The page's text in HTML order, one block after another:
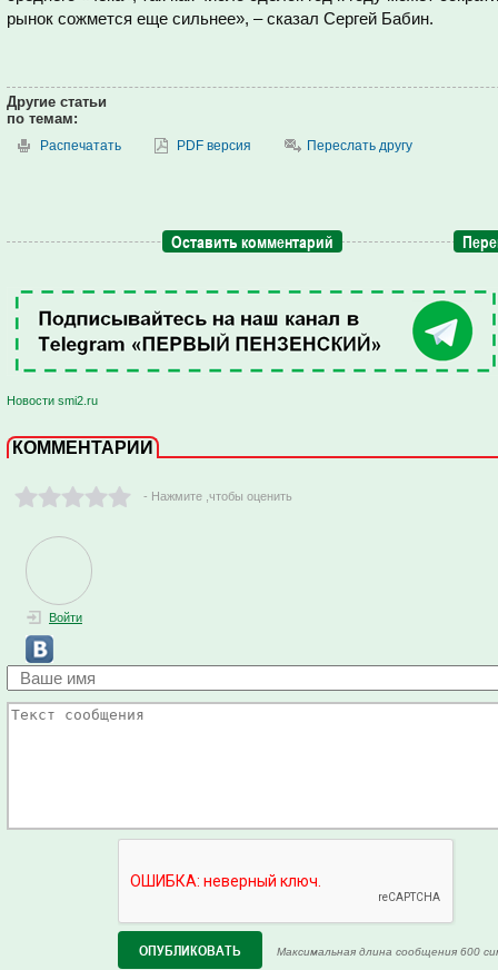
рынок сожмется еще сильнее», – сказал Сергей Бабин.
Другие статьи
по темам:
Распечатать PDF версия Переслать другу
Оставить комментарий
Новости smi2.ru
КОММЕНТАРИИ
- Нажмите ,чтобы оценить
Войти
Максимальная длина сообщения 600